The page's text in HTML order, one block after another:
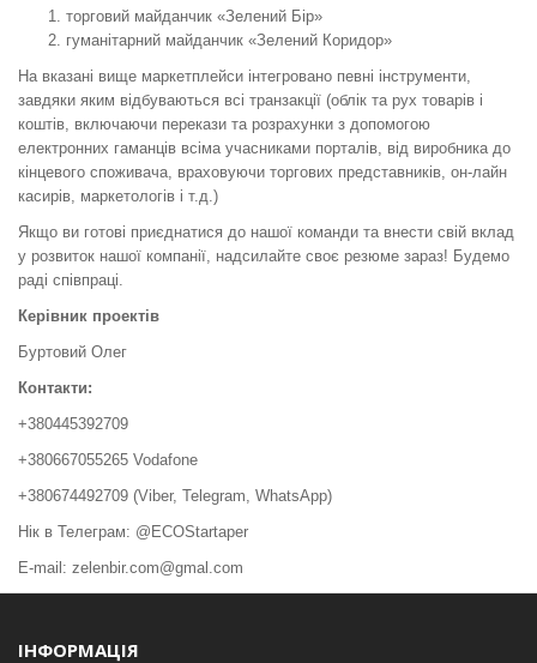
торговий майданчик «Зелений Бір»
гуманітарний майданчик «Зелений Коридор»
На вказані вище маркетплейси інтегровано певні інструменти,
завдяки яким відбуваються всі транзакції (облік та рух товарів і
коштів, включаючи перекази та розрахунки з допомогою
електронних гаманців всіма учасниками порталів, від виробника до
кінцевого споживача, враховуючи торгових представників, он-лайн
касирів, маркетологів і т.д.)
Якщо ви готові приєднатися до нашої команди та внести свій вклад
у розвиток нашої компанії, надсилайте своє резюме зараз! Будемо
раді співпраці.
Керівник проектів
Буртовий Олег
Контакти:
+380445392709
+380667055265 Vodafone
+380674492709 (Viber, Telegram, WhatsApp)
Нік в Телеграм: @ECOStartaper
E-mail: zelenbir.com@gmal.com
ІНФОРМАЦІЯ